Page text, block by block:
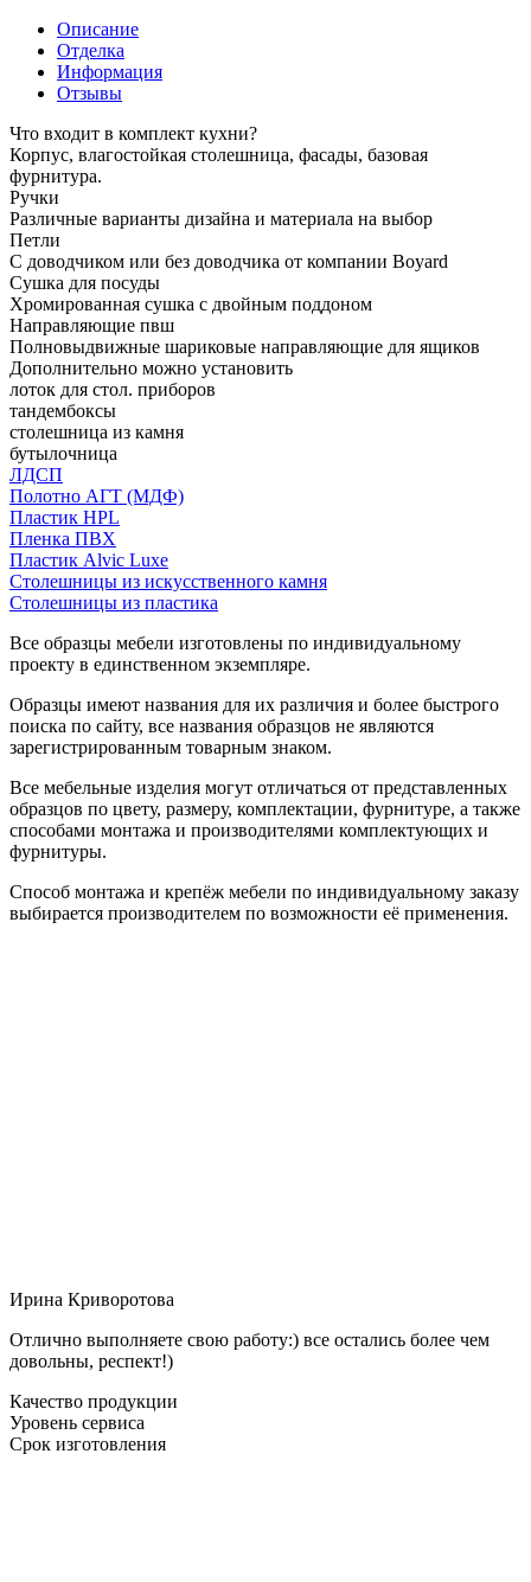
Описание
Отделка
Информация
Отзывы
Что входит в комплект кухни?
Корпус, влагостойкая столешница, фасады, базовая
фурнитура.
Ручки
Различные варианты дизайна и материала на выбор
Петли
С доводчиком или без доводчика от компании Boyard
Сушка для посуды
Хромированная сушка с двойным поддоном
Направляющие пвш
Полновыдвижные шариковые направляющие для ящиков
Дополнительно можно установить
лоток для стол. приборов
тандембоксы
столешница из камня
бутылочница
ЛДСП
Полотно АГТ (МДФ)
Пластик HPL
Пленка ПВХ
Пластик Alvic Luxe
Столешницы из искусственного камня
Столешницы из пластика
Все образцы мебели изготовлены по индивидуальному
проекту в единственном экземпляре.
Образцы имеют названия для их различия и более быстрого
поиска по сайту, все названия образцов не являются
зарегистрированным товарным знаком.
Все мебельные изделия могут отличаться от представленных
образцов по цвету, размеру, комплектации, фурнитуре, а также
способами монтажа и производителями комплектующих и
фурнитуры.
Способ монтажа и крепёж мебели по индивидуальному заказу
выбирается производителем по возможности её применения.
Ирина Криворотова
Отлично выполняете свою работу:) все остались более чем
довольны, респект!)
Качество продукции
Уровень сервиса
Срок изготовления